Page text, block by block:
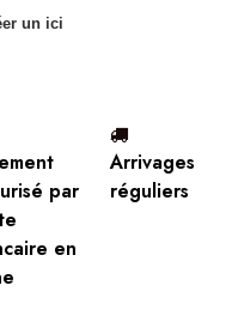
un ici
par
en
Arrivages
réguliers